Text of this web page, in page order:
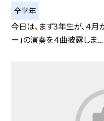
全学年
今日は、まず3年生が、４
ー」の演奏を４曲披露しま...